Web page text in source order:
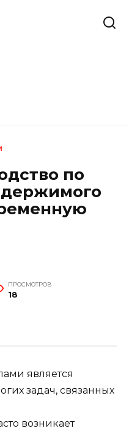
по
ПРОСМОТРОВ
18
является
задач, связанных
возникает